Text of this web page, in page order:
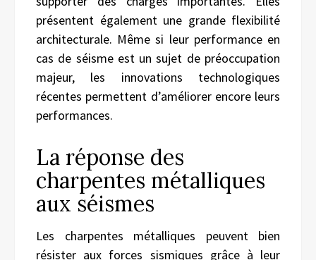
présentent également une grande flexibilité
architecturale. Même si leur performance en
cas de séisme est un sujet de préoccupation
majeur, les innovations technologiques
récentes permettent d’améliorer encore leurs
performances.
La réponse des
charpentes métalliques
aux séismes
Les charpentes métalliques peuvent bien
résister aux forces sismiques grâce à leur